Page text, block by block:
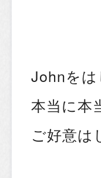
Johnを
本当に本
ご好意は